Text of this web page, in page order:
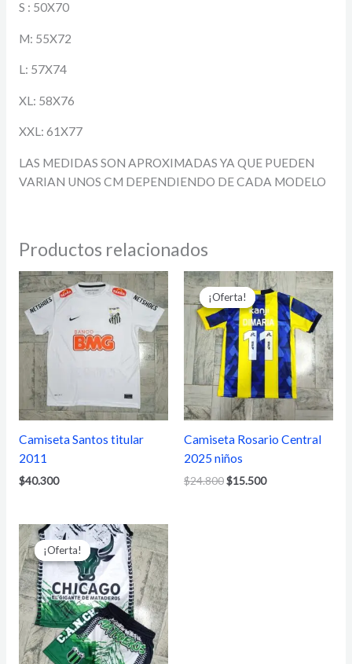
S : 50X70
M: 55X72
L: 57X74
XL: 58X76
XXL: 61X77
LAS MEDIDAS SON APROXIMADAS YA QUE PUEDEN
VARIAN UNOS CM DEPENDIENDO DE CADA MODELO
Productos relacionados
Camiseta Santos titular
2011
$40.300
¡Oferta!
¡Oferta!
Camiseta Rosario Central
2025 niños
$24.800
precio
original
era:
$24.800.
$15.500
El
precio
actual
es:
$15.500.
¡Oferta!
¡Oferta!
El
precio
original
era:
$20.150.
El
precio
actual
es:
$15.500.